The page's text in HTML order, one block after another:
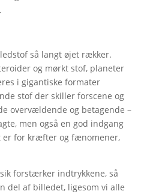
så langt øjet rækker.
og mørkt stof, planeter
i gigantiske formater
stof der skiller forscene og
overvældende og betagende –
men også en god indgang
er for kræfter og fænomener,
forstærker indtrykkene, så
del af billedet, ligesom vi alle